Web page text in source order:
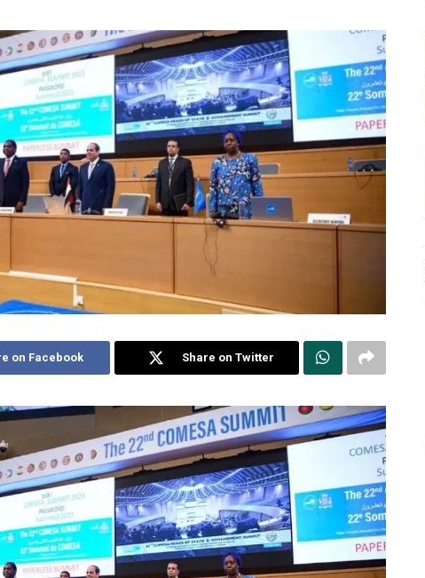
on Facebook Share on Twitter